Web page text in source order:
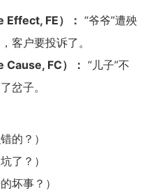
Effect, FE）： “爷爷”遭殃
客户要投诉了。
Cause, FC）： “儿子”不
岔子。
的？）
了？）
坏事？）